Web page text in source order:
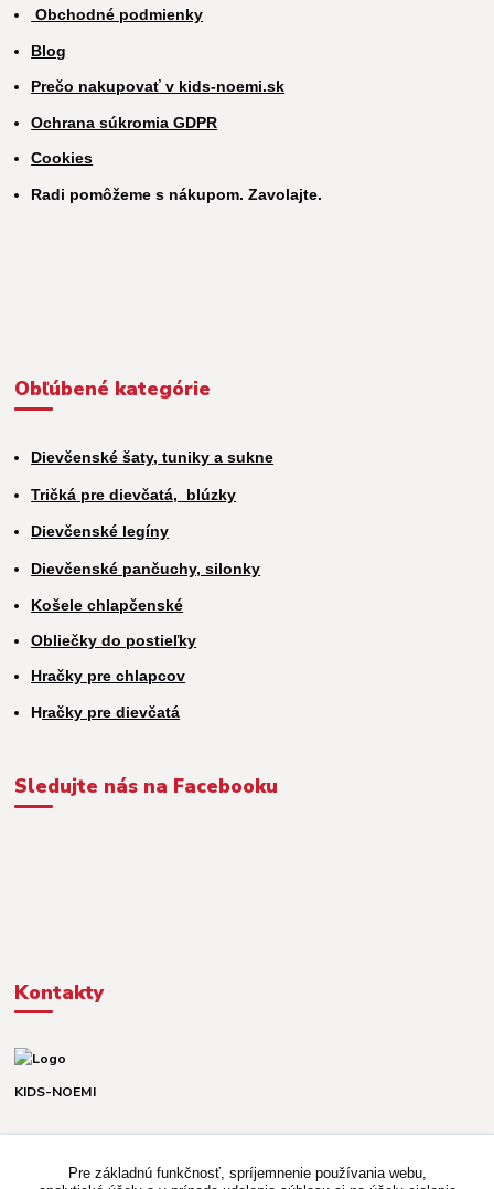
Obchodné podmienky
Blog
Prečo nakupovať v kids-noemi.sk
Ochrana súkromia GDPR
Cookies
Radi pomôžeme s nákupom. Zavolajte.
Obľúbené kategórie
Dievčenské šaty, tuniky a sukne
Tričká pre dievčatá, blúzky
Dievčenské legíny
Dievčenské pančuchy, silonky
Košele chlapčenské
Obliečky do postieľky
Hračky pre chlapcov
Hračky pre dievčatá
Sledujte nás na Facebooku
Kontakty
KIDS-NOEMI
(Po-Pia, 8-16 hod.)
Pre základnú funkčnosť, spríjemnenie používania webu,